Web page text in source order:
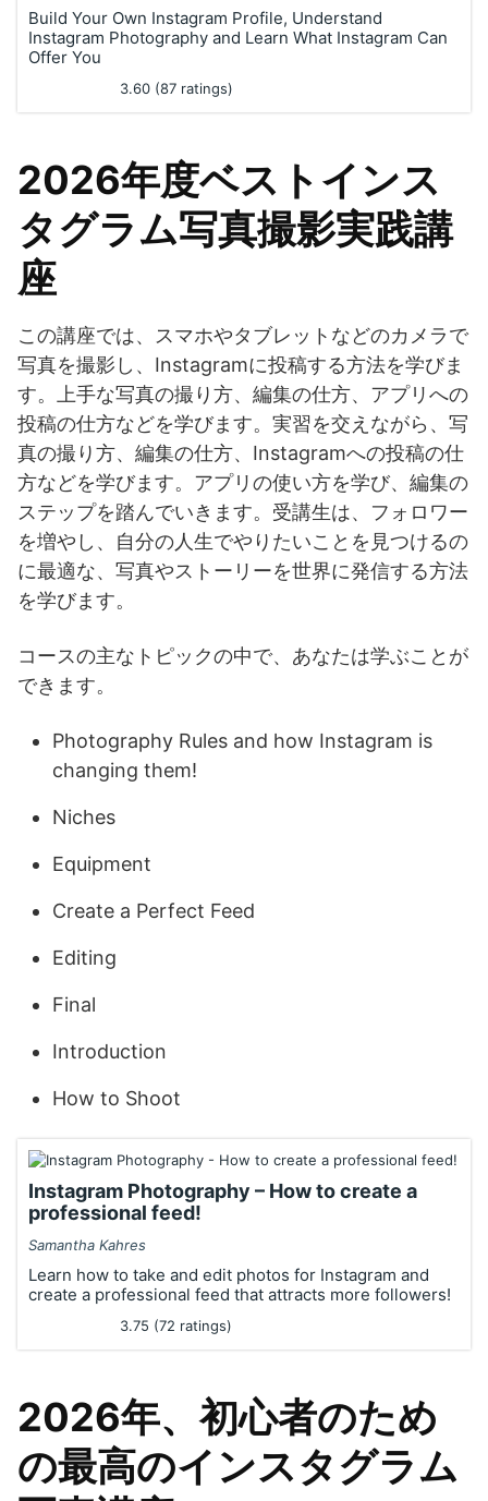
Build Your Own Instagram Profile, Understand
Instagram Photography and Learn What Instagram Can
Offer You
3.60 (87 ratings)
2026年度ベストインス
タグラム写真撮影実践講
座
この講座では、スマホやタブレットなどのカメラで
写真を撮影し、Instagramに投稿する方法を学びま
す。上手な写真の撮り方、編集の仕方、アプリへの
投稿の仕方などを学びます。実習を交えながら、写
真の撮り方、編集の仕方、Instagramへの投稿の仕
方などを学びます。アプリの使い方を学び、編集の
ステップを踏んでいきます。受講生は、フォロワー
を増やし、自分の人生でやりたいことを見つけるの
に最適な、写真やストーリーを世界に発信する方法
を学びます。
コースの主なトピックの中で、あなたは学ぶことが
できます。
Photography Rules and how Instagram is
changing them!
Niches
Equipment
Create a Perfect Feed
Editing
Final
Introduction
How to Shoot
Instagram Photography – How to create a
professional feed!
Samantha Kahres
Learn how to take and edit photos for Instagram and
create a professional feed that attracts more followers!
3.75 (72 ratings)
2026年、初心者のため
の最高のインスタグラム